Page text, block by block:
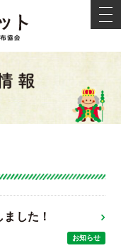
こんぶ
した！
お知らせ
t
o
g
v
g
n